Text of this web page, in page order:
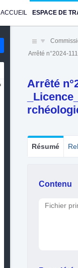
ACCUEIL ESPACE DE
Arrêté n°2024-
Arrêté
Résumé
Contenu
Fichier